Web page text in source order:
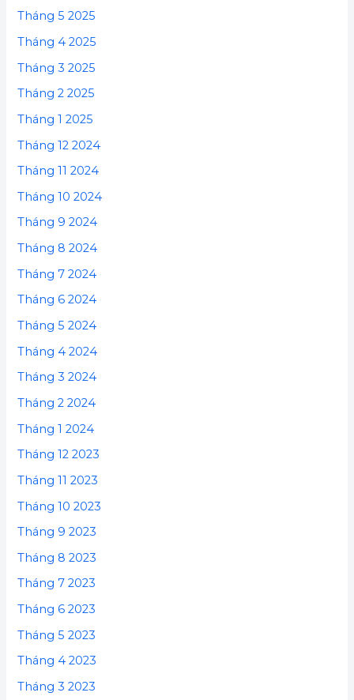
Tháng 5 2025
Tháng 4 2025
Tháng 3 2025
Tháng 2 2025
Tháng 1 2025
Tháng 12 2024
Tháng 11 2024
Tháng 10 2024
Tháng 9 2024
Tháng 8 2024
Tháng 7 2024
Tháng 6 2024
Tháng 5 2024
Tháng 4 2024
Tháng 3 2024
Tháng 2 2024
Tháng 1 2024
Tháng 12 2023
Tháng 11 2023
Tháng 10 2023
Tháng 9 2023
Tháng 8 2023
Tháng 7 2023
Tháng 6 2023
Tháng 5 2023
Tháng 4 2023
Tháng 3 2023